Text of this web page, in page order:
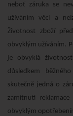
neboť záruka se
užíváním věci a
Životnost zboží
obvyklým užíváním.
je obvyklá
důsledkem
skutečně jedná o
zamítnutí
obvyklým